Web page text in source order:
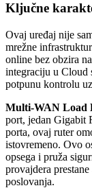
Ključne
Ovaj uređaj nije
mrežne
online bez obzira
integraciju u Cloud
potpunu kontrolu
Multi-WAN Load
port, jedan
porta, ovaj ruter
istovremeno. Ovo
opsega i pruža
provajdera
poslovanja.